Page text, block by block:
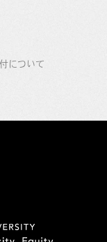
について